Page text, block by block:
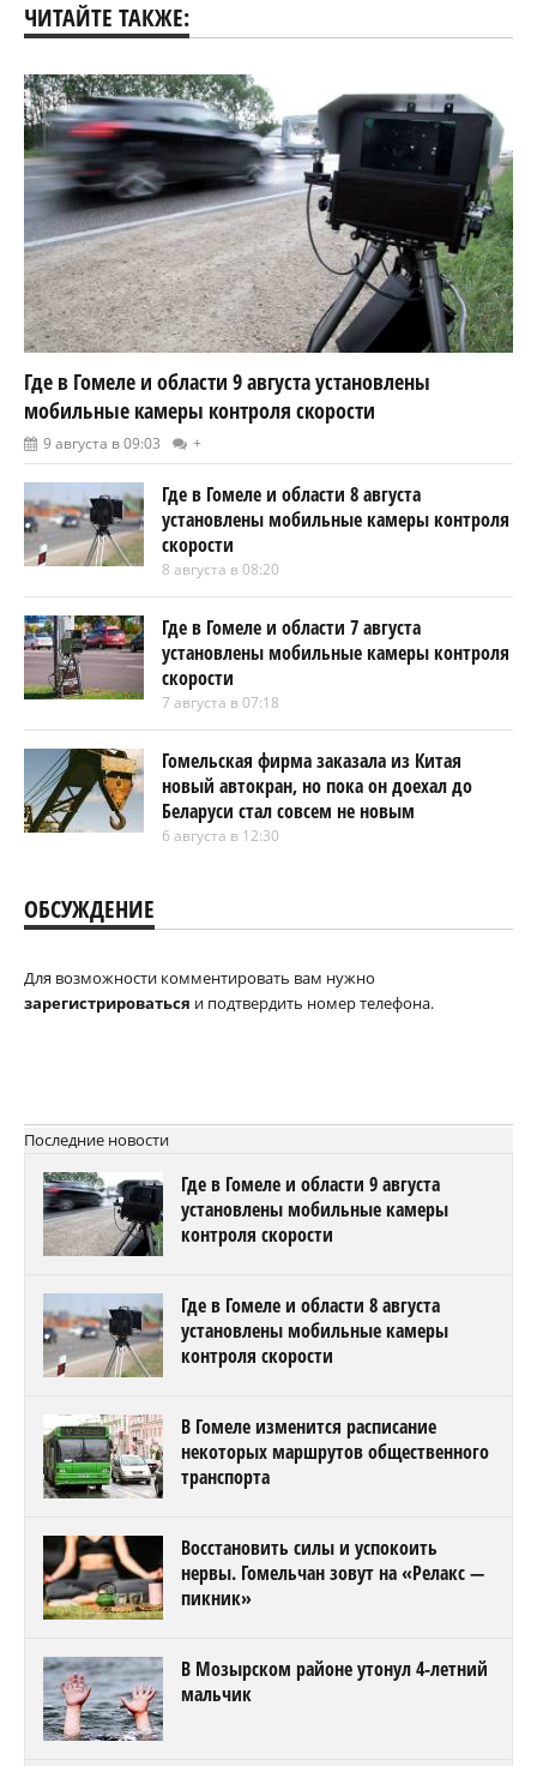
ЧИТАЙТЕ ТАКЖЕ:
Где в Гомеле и области 9 августа установлены
мобильные камеры контроля скорости
9 августа в 09:03 +
Где в Гомеле и области 8 августа
установлены мобильные камеры контроля
скорости
8 августа в 08:20
Где в Гомеле и области 7 августа
установлены мобильные камеры контроля
скорости
7 августа в 07:18
Гомельская фирма заказала из Китая
новый автокран, но пока он доехал до
Беларуси стал совсем не новым
6 августа в 12:30
ОБСУЖДЕНИЕ
Для возможности комментировать вам нужно
зарегистрироваться и подтвердить номер телефона.
Последние новости
Где в Гомеле и области 9 августа
установлены мобильные камеры
контроля скорости
Где в Гомеле и области 8 августа
установлены мобильные камеры
контроля скорости
В Гомеле изменится расписание
некоторых маршрутов общественного
транспорта
Восстановить силы и успокоить
нервы. Гомельчан зовут на «Релакс —
пикник»
В Мозырском районе утонул 4-летний
мальчик